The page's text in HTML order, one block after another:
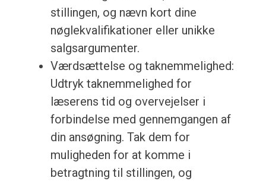
stillingen, og nævn kort dine
nøglekvalifikationer eller unikke
salgsargumenter.
Værdsættelse og taknemmelighed:
Udtryk taknemmelighed for
læserens tid og overvejelser i
forbindelse med gennemgangen af
din ansøgning. Tak dem for
muligheden for at komme i
betragtning til stillingen, og